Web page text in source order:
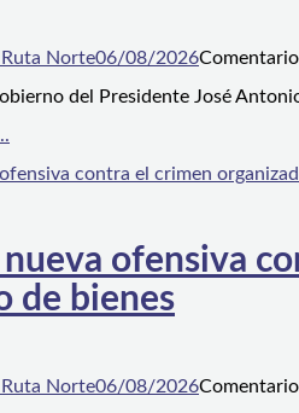
Ruta Norte06/08/2026
del Presidente José
nueva ofensiva
de bienes
Ruta Norte06/08/2026